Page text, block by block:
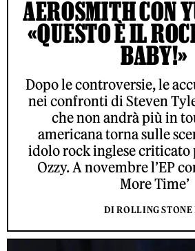
AEROSMITH CON
«QUESTO È IL
BABY!»
Dopo le controversie, le
nei confronti di Steven
che non andrà più in
americana torna sulle
idolo rock inglese
Ozzy. A novembre l’EP
More Time’
DI ROLLING STONE